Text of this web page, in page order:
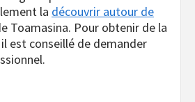
la découvrir autour de
Toamasina. Pour obtenir de la
est conseillé de demander